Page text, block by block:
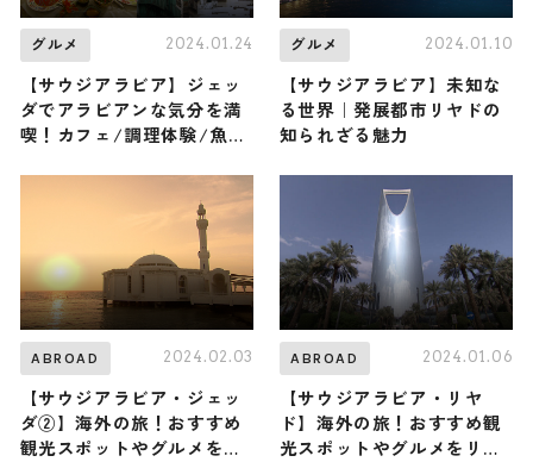
グルメ 2024.01.24
【サウジアラビア】ジェッ
ダでアラビアンな気分を満
喫！カフェ/調理体験/魚市
グルメ 2024.01.10
【サウジアラビア】未知な
る世界｜発展都市リヤドの
知られざる魅力
ABROAD 2024.02.03
【サウジアラビア・ジェッ
ダ②】海外の旅！おすすめ
観光スポットやグルメをリ
ABROAD 2024.01.06
【サウジアラビア・リヤ
ド】海外の旅！おすすめ観
光スポットやグルメをリポ